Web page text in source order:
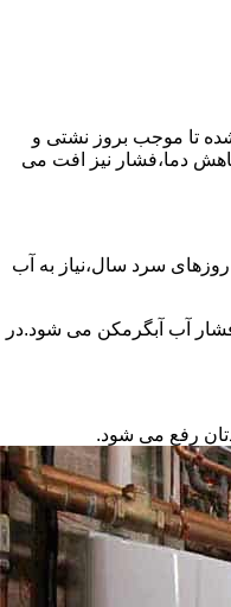
شده تا موجب بروز نشتی و
دما،فشار نیز افت می
سرد سال،نیاز به آب
آب آبگرمکن می شود.در
رفع می شود.